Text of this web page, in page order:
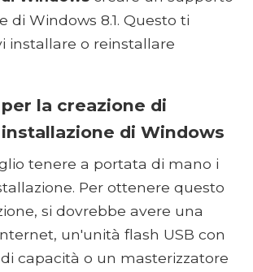
di Windows 8.1. Questo ti
installare o reinstallare
la creazione di
di Windows
tenere a portata di mano i
Per ottenere questo
si dovrebbe avere una
un'unità flash USB con
capacità o un masterizzatore